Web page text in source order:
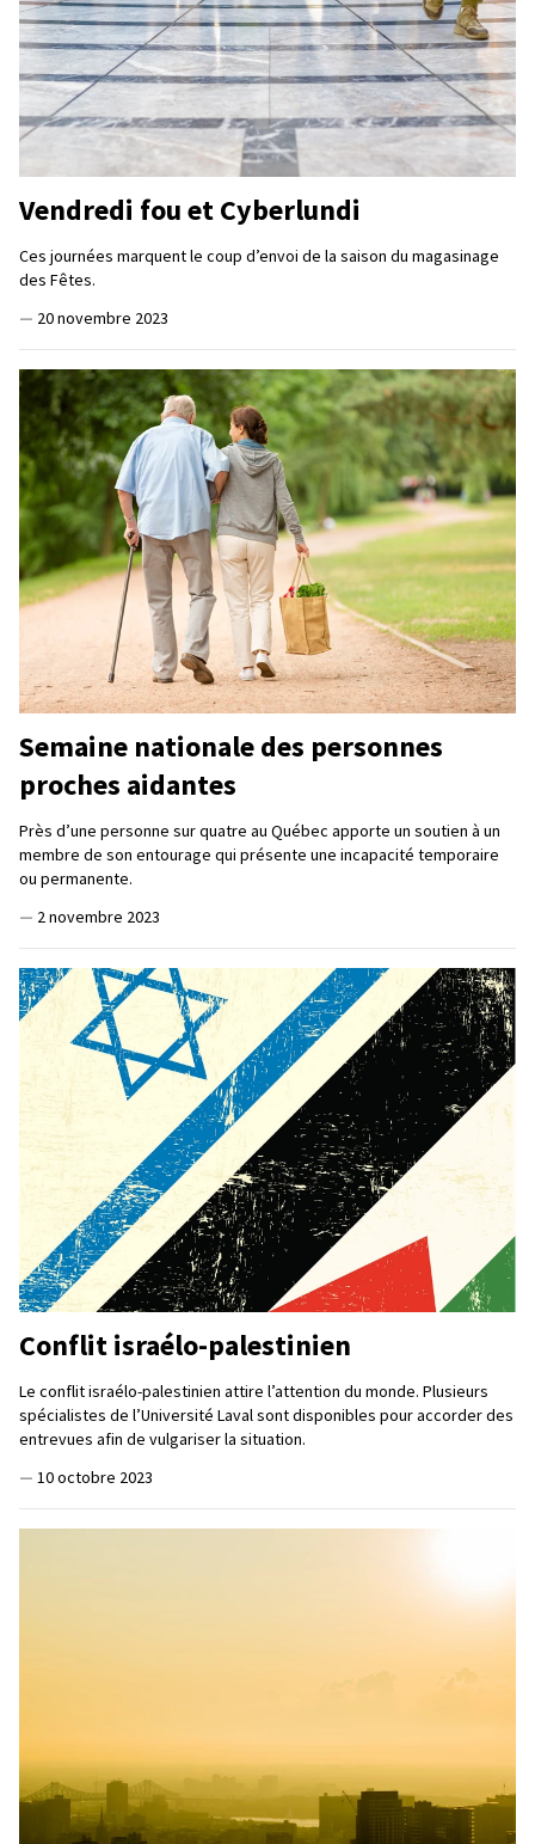
Vendredi fou et Cyberlundi
Ces journées marquent le coup d’envoi de la saison du magasinage
des Fêtes.
— 20 novembre 2023
Semaine nationale des personnes
proches aidantes
Près d’une personne sur quatre au Québec apporte un soutien à un
membre de son entourage qui présente une incapacité temporaire
ou permanente.
— 2 novembre 2023
Conflit israélo-palestinien
Le conflit israélo-palestinien attire l’attention du monde. Plusieurs
spécialistes de l’Université Laval sont disponibles pour accorder des
entrevues afin de vulgariser la situation.
— 10 octobre 2023